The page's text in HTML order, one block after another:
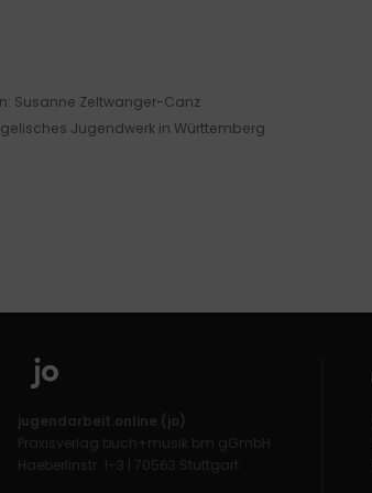
Susanne Zeltwanger-Canz
Jugendwerk in Württemberg
jugendarbeit.online (jo)
Praxisverlag buch+musik bm gGmbH
Haeberlinstr. 1–3 | 70563 Stuttgart